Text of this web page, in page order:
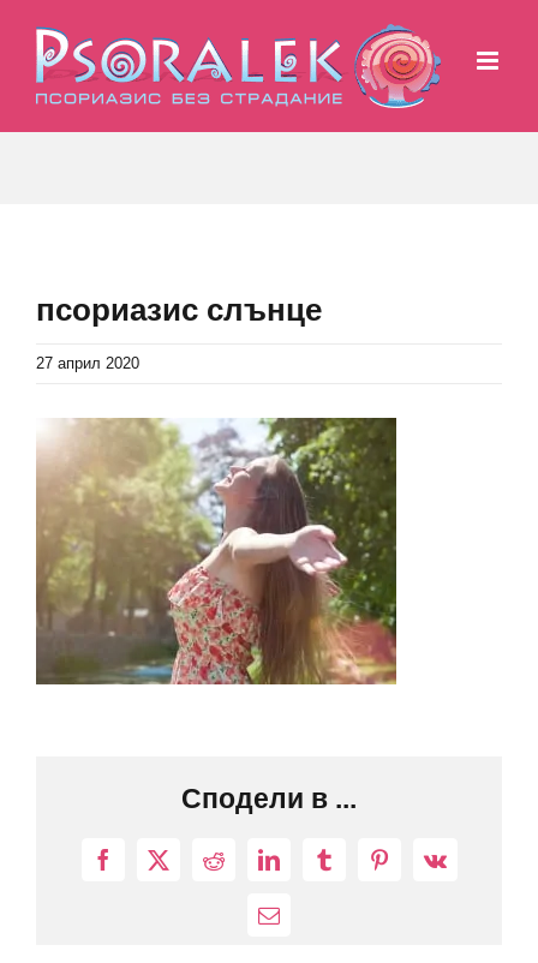
content
псориазис слънце
27 април 2020
Сподели в ...
Facebook
X RedditLinkedInTumblrPinterest
Vk
Електронна